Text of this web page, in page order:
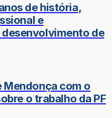
de história,
e
de
Mendonça com o
o trabalho da PF